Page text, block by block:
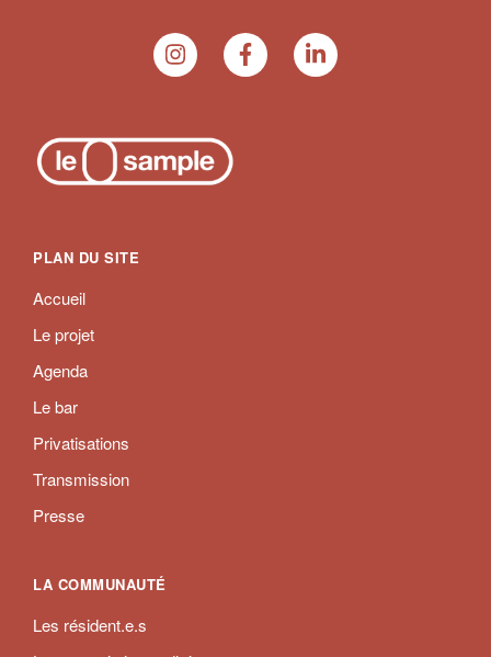
PLAN DU SITE
Accueil
Le projet
Agenda
Le bar
Privatisations
Transmission
Presse
LA COMMUNAUTÉ
Les résident.e.s